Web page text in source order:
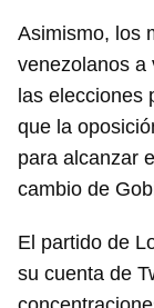
Asimismo, los
venezolanos a
las elecciones
que la
para alcanzar
cambio de
El partido de
su cuenta de